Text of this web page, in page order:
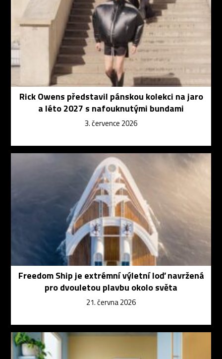
Rick Owens představil pánskou kolekci na jaro
a léto 2027 s nafouknutými bundami
3. července 2026
Freedom Ship je extrémní výletní loď navržená
pro dvouletou plavbu okolo světa
21. června 2026